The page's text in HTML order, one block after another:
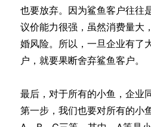
也要放弃。因为鲨鱼客户往往
议价能力很强，虽然消费量大
婚风险。所以，一旦企业有了
户，就要果断舍弃鲨鱼客户。
最后，对于所有的小鱼，企业
第一步，我们也要对所有的小